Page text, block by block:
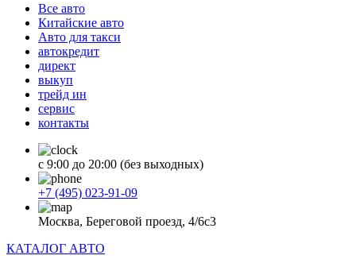
Все авто
Китайские авто
Авто для такси
автокредит
директ
выкуп
трейд ин
сервис
контакты
с 9:00 до 20:00 (без выходных)
+7 (495) 023-91-09
Москва, Береговой проезд, 4/6с3
КАТАЛОГ АВТО